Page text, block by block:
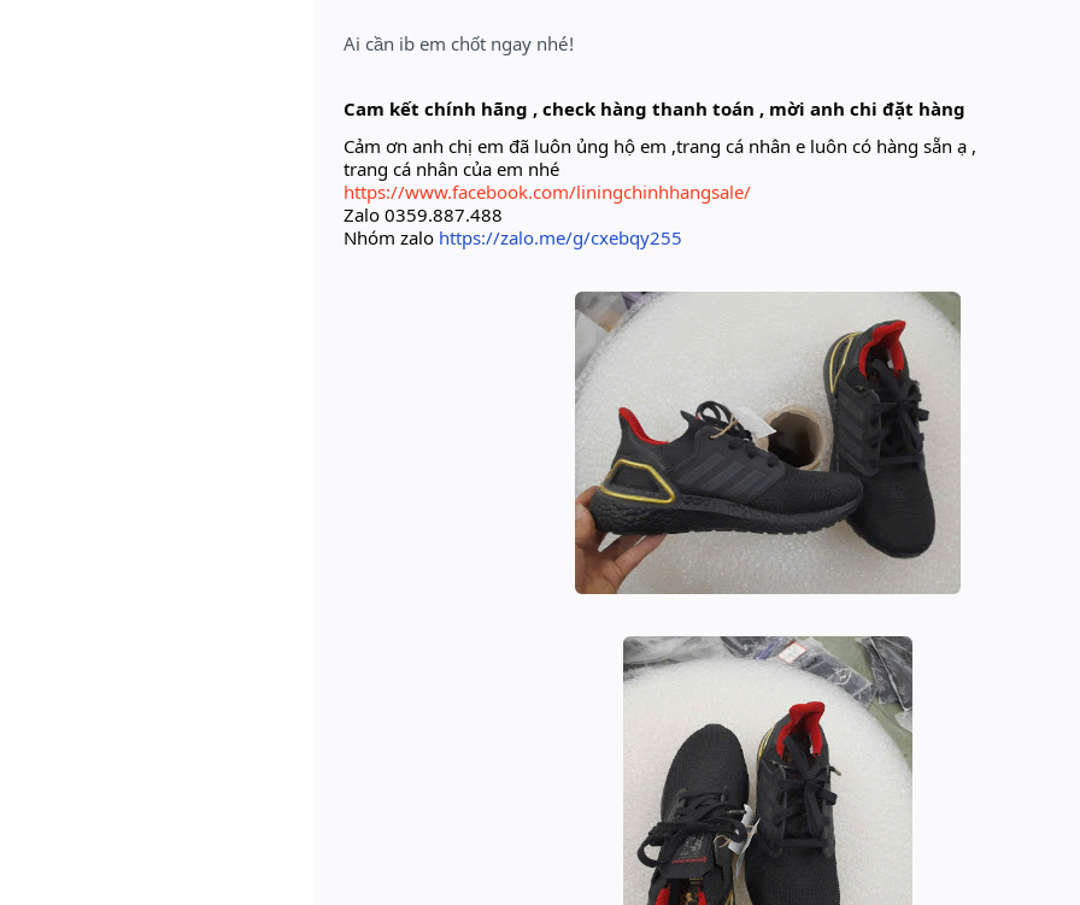
Ai cần ib em chốt ngay nhé!
Cam kết chính hãng , check hàng thanh toán , mời anh chi đặt hàng
Cảm ơn anh chị em đã luôn ủng hộ em ,trang cá nhân e luôn có hàng sẵn ạ ,
trang cá nhân của em nhé
https://www.facebook.com/liningchinhhangsale/
Zalo 0359.887.488
Nhóm zalo https://zalo.me/g/cxebqy255